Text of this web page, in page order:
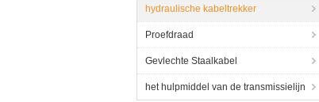
hydraulische kabeltrekker
Proefdraad
Gevlechte Staalkabel
het hulpmiddel van de transmissielijn